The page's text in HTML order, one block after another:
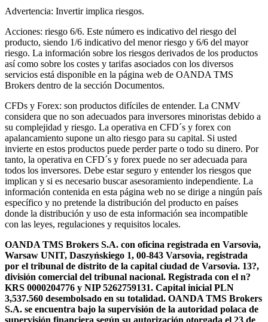
Advertencia: Invertir implica riesgos.
Acciones: riesgo 6/6. Este número es indicativo del riesgo del
producto, siendo 1/6 indicativo del menor riesgo y 6/6 del mayor
riesgo. La información sobre los riesgos derivados de los productos
así como sobre los costes y tarifas asociados con los diversos
servicios está disponible en la página web de OANDA TMS
Brokers dentro de la sección Documentos.
CFDs y Forex: son productos difíciles de entender. La CNMV
considera que no son adecuados para inversores minoristas debido a
su complejidad y riesgo. La operativa en CFD´s y forex con
apalancamiento supone un alto riesgo para su capital. Si usted
invierte en estos productos puede perder parte o todo su dinero. Por
tanto, la operativa en CFD´s y forex puede no ser adecuada para
todos los inversores. Debe estar seguro y entender los riesgos que
implican y si es necesario buscar asesoramiento independiente. La
información contenida en esta página web no se dirige a ningún país
específico y no pretende la distribución del producto en países
donde la distribución y uso de esta información sea incompatible
con las leyes, regulaciones y requisitos locales.
OANDA TMS Brokers S.A. con oficina registrada en Varsovia,
Warsaw UNIT, Daszyńskiego 1, 00-843 Varsovia, registrada
por el tribunal de distrito de la capital ciudad de Varsovia. 13?,
división comercial del tribunal nacional. Registrada con el n?
KRS 0000204776 y NIP 5262759131. Capital inicial PLN
3,537.560 desembolsado en su totalidad. OANDA TMS Brokers
S.A. se encuentra bajo la supervisión de la autoridad polaca de